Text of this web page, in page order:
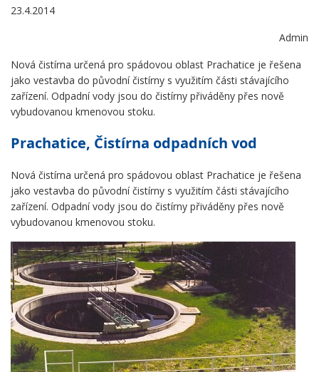
23.4.2014
Admin
Nová čistírna určená pro spádovou oblast Prachatice je řešena
jako vestavba do původní čistírny s využitím části stávajícího
zařízení. Odpadní vody jsou do čistírny přiváděny přes nově
vybudovanou kmenovou stoku.
Prachatice, Čistírna odpadních vod
Nová čistírna určená pro spádovou oblast Prachatice je řešena
jako vestavba do původní čistírny s využitím části stávajícího
zařízení. Odpadní vody jsou do čistírny přiváděny přes nově
vybudovanou kmenovou stoku.